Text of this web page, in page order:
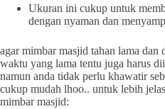
Ukuran ini cukup untuk
dengan nyaman dan
agar mimbar masjid tahan lama dan
waktu yang lama tentu juga harus
namun anda tidak perlu khawatir
cukup mudah lhoo.. untuk lebih
mimbar masjid: